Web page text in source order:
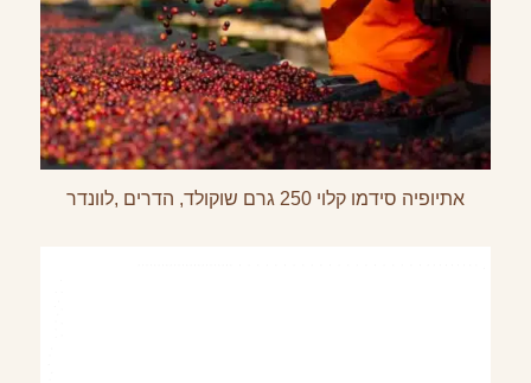
אתיופיה סידמו קלוי 250 גרם שוקולד, הדרים ,לוונדר